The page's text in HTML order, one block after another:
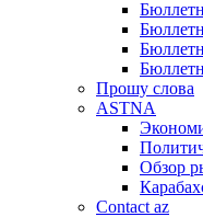
Прошу слова
ASTNA
Обзор
Contact az